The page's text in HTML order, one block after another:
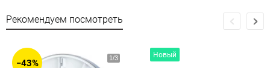
Рекомендуем посмотреть
−43%
Новый